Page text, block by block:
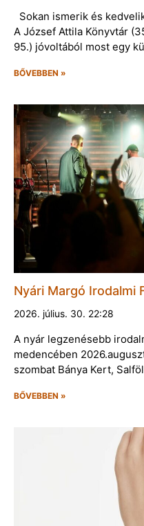
Sokan ismerik és
A József Attila Könyvtár
95.) jóvoltából most egy
BŐVEBBEN »
Nyári Margó Irodalmi
2026. július. 30. 22:28
A nyár legzenésebb
medencében
szombat Bánya Kert,
BŐVEBBEN »